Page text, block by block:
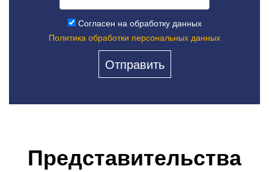
Согласен на обработку данных
Политика обработки персональных данных
Представительства